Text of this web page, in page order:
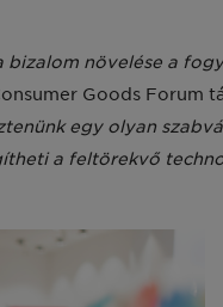
növelése a
Goods Forum
egy olyan
a feltörekvő